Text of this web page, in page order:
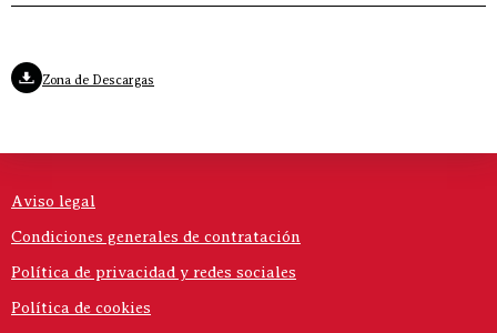
Zona de Descargas
Aviso legal
Condiciones generales de contratación
Política de privacidad y redes sociales
Política de cookies